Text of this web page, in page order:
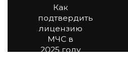
Как
подтвердить
лицензию
МЧС в
2025 году